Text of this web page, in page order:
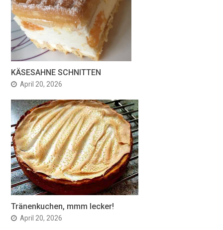
KÄSESAHNE SCHNITTEN
April 20, 2026
Tränenkuchen, mmm lecker!
April 20, 2026